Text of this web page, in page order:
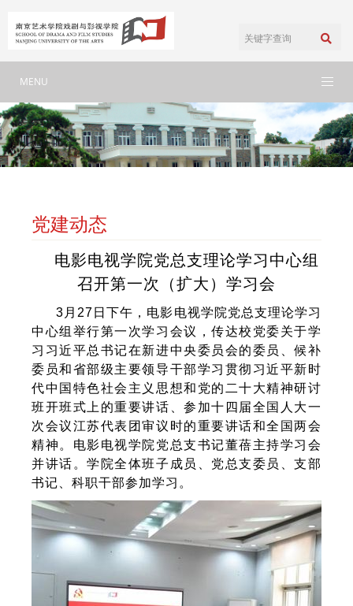
MENU
党建动态
电影电视学院党总支理论学习中心组
召开第一次（扩大）学习会
3月27日下午，电影电视学院党总支理论学习
中心组举行第一次学习会议，传达校党委关于学
习习近平总书记在新进中央委员会的委员、候补
委员和省部级主要领导干部学习贯彻习近平新时
代中国特色社会主义思想和党的二十大精神研讨
班开班式上的重要讲话、参加十四届全国人大一
次会议江苏代表团审议时的重要讲话和全国两会
精神。电影电视学院党总支书记董蓓主持学习会
并讲话。学院全体班子成员、党总支委员、支部
书记、科职干部参加学习。